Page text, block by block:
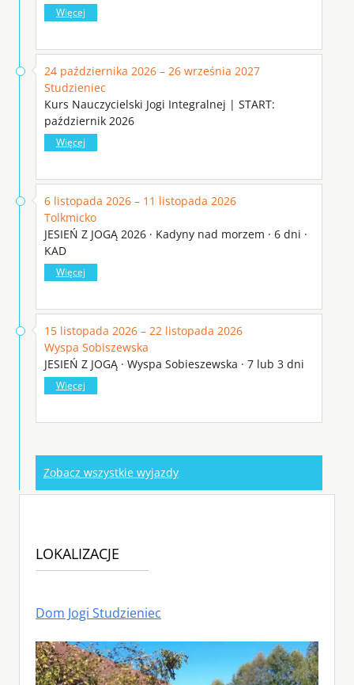
Więcej
24 października 2026 – 26 września 2027
Studzieniec
Kurs Nauczycielski Jogi Integralnej | START:
październik 2026
Więcej
6 listopada 2026 – 11 listopada 2026
Tolkmicko
JESIEŃ Z JOGĄ 2026 · Kadyny nad morzem · 6 dni ·
KAD
Więcej
15 listopada 2026 – 22 listopada 2026
Wyspa Sobiszewska
JESIEŃ Z JOGĄ · Wyspa Sobieszewska · 7 lub 3 dni
Więcej
Zobacz wszystkie wyjazdy
LOKALIZACJE
Dom Jogi Studzieniec